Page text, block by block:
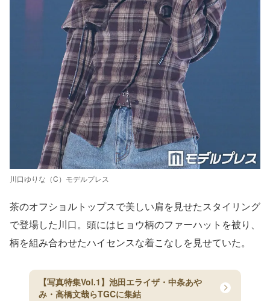
川口ゆりな（C）モデルプレス
茶のオフショルトップスで美しい肩を見せたスタイリング
で登場した川口。頭にはヒョウ柄のファーハットを被り、
柄を組み合わせたハイセンスな着こなしを見せていた。
【写真特集Vol.1】池田エライザ・中条あや
み・高橋文哉らTGCに集結